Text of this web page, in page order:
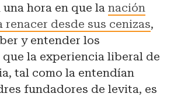
hora en que la nación
renacer desde sus cenizas,
y entender los
que la experiencia liberal de
tal como la entendían
fundadores de levita, es